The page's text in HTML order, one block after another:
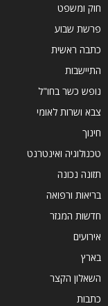
חוק ומשפט
פרשת שבוע
כתבה ראשית
התיישבות
נופש כשר בחו"ל
צבא ושרות לאומי
חינוך
טכנולוגיה ואינטרנט
תזונה נכונה
בריאות ורפואה
חדשות המגזר
אירועים
בארץ
השאלון הקצר
כתבות